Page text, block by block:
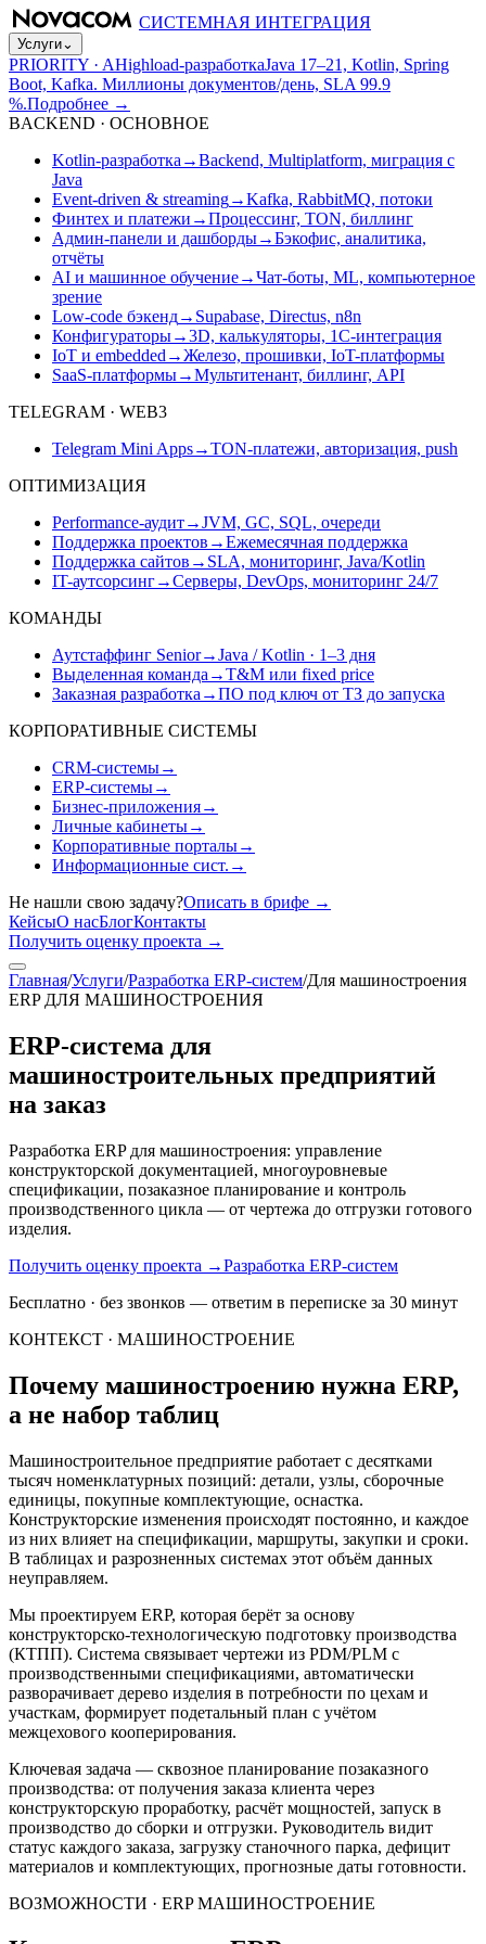
СИСТЕМНАЯ ИНТЕГРАЦИЯ
Услуги⌄
PRIORITY · AHighload-разработкаJava 17–21, Kotlin, Spring
Boot, Kafka. Миллионы документов/день, SLA 99.9
%.Подробнее →
BACKEND · ОСНОВНОЕ
Kotlin-разработка →Backend, Multiplatform, миграция с
Java
Event-driven & streaming→Kafka, RabbitMQ, потоки
Финтех и платежи →Процессинг, TON, биллинг
Админ-панели и дашборды→Бэкофис, аналитика,
отчёты
AI и машинное обучение→Чат-боты, ML, компьютерное
зрение
Low-code бэкенд→ Supabase, Directus, n8n
Конфигураторы→3D, калькуляторы, 1С-интеграция
IoT и embedded →Железо, прошивки, IoT-платформы
SaaS-платформы→Мультитенант, биллинг, API
TELEGRAM · WEB3
Telegram Mini Apps→TON-платежи, авторизация, push
ОПТИМИЗАЦИЯ
Performance-аудит→JVM, GC, SQL, очереди
Поддержка проектов →Ежемесячная поддержка
Поддержка сайтов → SLA, мониторинг, Java/Kotlin
IT-аутсорсинг→Серверы, DevOps, мониторинг 24/7
КОМАНДЫ
Аутстаффинг Senior→Java / Kotlin · 1–3 дня
Выделенная команда →T&M или fixed price
Заказная разработка →ПО под ключ от ТЗ до запуска
КОРПОРАТИВНЫЕ СИСТЕМЫ
CRM-системы→
ERP-системы→
Бизнес-приложения→
Личные кабинеты→
Корпоративные порталы→
Информационные сист. →
Не нашли свою задачу?Описать в брифе →
КейсыО насБлогКонтакты
Получить оценку проекта →
Главная/Услуги/Разработка ERP-систем/Для машиностроения
ERP ДЛЯ МАШИНОСТРОЕНИЯ
ERP-система для
машиностроительных предприятий
на заказ
Разработка ERP для машиностроения: управление
конструкторской документацией, многоуровневые
спецификации, позаказное планирование и контроль
производственного цикла — от чертежа до отгрузки готового
изделия.
Получить оценку проекта →Разработка ERP-систем
Бесплатно · без звонков — ответим в переписке за 30 минут
КОНТЕКСТ · МАШИНОСТРОЕНИЕ
Почему машиностроению нужна ERP,
а не набор таблиц
Машиностроительное предприятие работает с десятками
тысяч номенклатурных позиций: детали, узлы, сборочные
единицы, покупные комплектующие, оснастка.
Конструкторские изменения происходят постоянно, и каждое
из них влияет на спецификации, маршруты, закупки и сроки.
В таблицах и разрозненных системах этот объём данных
неуправляем.
Мы проектируем ERP, которая берёт за основу
конструкторско-технологическую подготовку производства
(КТПП). Система связывает чертежи из PDM/PLM с
производственными спецификациями, автоматически
разворачивает дерево изделия в потребности по цехам и
участкам, формирует подетальный план с учётом
межцехового кооперирования.
Ключевая задача — сквозное планирование позаказного
производства: от получения заказа клиента через
конструкторскую проработку, расчёт мощностей, запуск в
производство до сборки и отгрузки. Руководитель видит
статус каждого заказа, загрузку станочного парка, дефицит
материалов и комплектующих, прогнозные даты готовности.
ВОЗМОЖНОСТИ · ERP МАШИНОСТРОЕНИЕ